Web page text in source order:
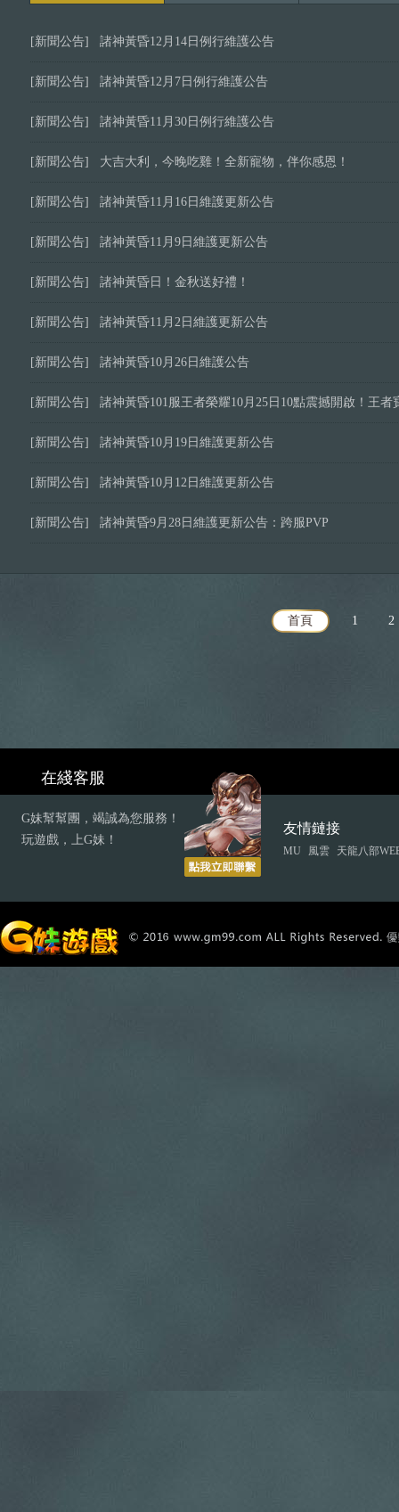
[新聞公告] 諸神黃昏12月14日例行維護公告
[新聞公告] 諸神黃昏12月7日例行維護公告
[新聞公告] 諸神黃昏11月30日例行維護公告
[新聞公告] 大吉大利，今晚吃雞！全新寵物，伴你感恩！
[新聞公告] 諸神黃昏11月16日維護更新公告
[新聞公告] 諸神黃昏11月9日維護更新公告
[新聞公告] 諸神黃昏日！金秋送好禮！
[新聞公告] 諸神黃昏11月2日維護更新公告
[新聞公告] 諸神黃昏10月26日維護公告
[新聞公告] 諸神黃昏101服王者榮耀10月25日10點震撼開啟！王者
[新聞公告] 諸神黃昏10月19日維護更新公告
[新聞公告] 諸神黃昏10月12日維護更新公告
[新聞公告] 諸神黃昏9月28日維護更新公告：跨服PVP
首頁 1 2
在綫客服
G妹幫幫團，竭誠為您服務！
玩遊戲，上G妹！
友情鏈接
MU 風雲 天龍八部